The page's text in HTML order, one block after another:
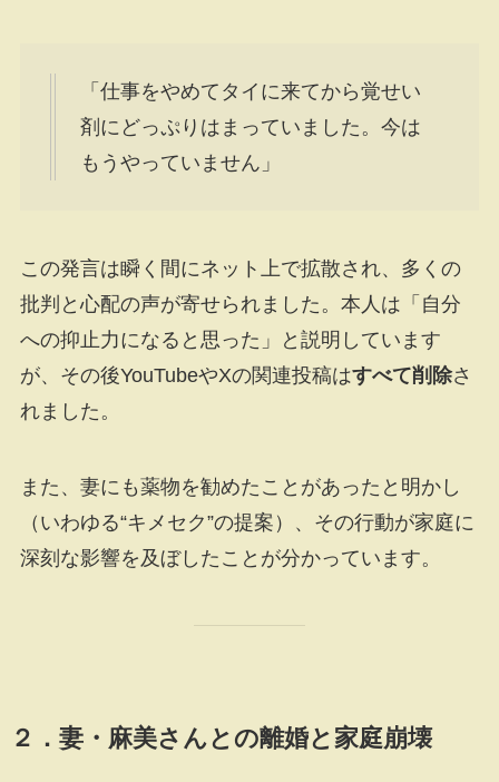
「仕事をやめてタイに来てから覚せい
剤にどっぷりはまっていました。今は
もうやっていません」
この発言は瞬く間にネット上で拡散され、多くの
批判と心配の声が寄せられました。本人は「自分
への抑止力になると思った」と説明しています
が、その後YouTubeやXの関連投稿はすべて削除さ
れました。
また、妻にも薬物を勧めたことがあったと明かし
（いわゆる“キメセク”の提案）、その行動が家庭に
深刻な影響を及ぼしたことが分かっています。
２．妻・麻美さんとの離婚と家庭崩壊